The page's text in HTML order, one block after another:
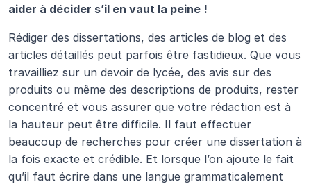
aider à décider s’il en vaut la peine !
Rédiger des dissertations, des articles de blog et des
articles détaillés peut parfois être fastidieux. Que vous
travailliez sur un devoir de lycée, des avis sur des
produits ou même des descriptions de produits, rester
concentré et vous assurer que votre rédaction est à
la hauteur peut être difficile. Il faut effectuer
beaucoup de recherches pour créer une dissertation à
la fois exacte et crédible. Et lorsque l’on ajoute le fait
qu’il faut écrire dans une langue grammaticalement